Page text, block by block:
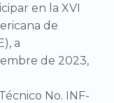
en la XVI
de
a
de 2023,
No. INF-